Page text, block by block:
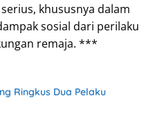
khususnya dalam
sosial dari perilaku
remaja. ***
Ringkus Dua Pelaku